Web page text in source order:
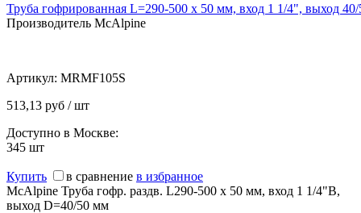
Труба гофрированная L=290-500 х 50 мм, вход 1 1/4", выход
Производитель McAlpine
Артикул: MRMF105S
513,13 руб / шт
Доступно в Москве:
345 шт
Купить в сравнение в избранное
McAlpine Труба гофр. раздв. L290-500 х 50 мм, вход 1 1/4"В,
выход D=40/50 мм